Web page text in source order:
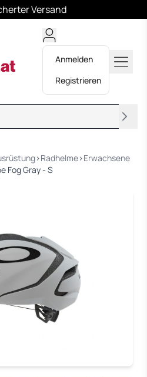
Versand
Anmelden
Registrieren
›Radhelme›Erwachsene
Fog Gray - S